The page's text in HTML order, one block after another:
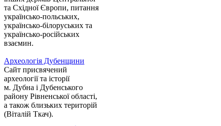
та Східної Європи, питання
українсько-польських,
українсько-білоруських та
українсько-російських
взаємин.
Археологія Дубенщини
Сайт присвячений
археології та історії
м. Дубна і Дубенського
району Рівненської області,
а також близьких територій
(Віталій Ткач).